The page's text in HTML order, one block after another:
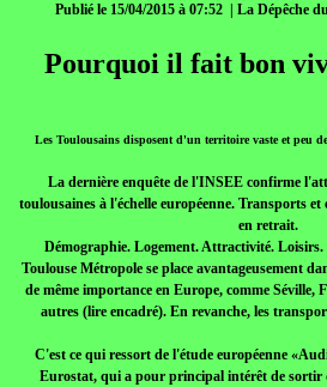
Publié le 15/04/2015 à 07:52 | La Dépêche
Pourquoi il fait bon
Les Toulousains disposent d'un territoire vaste et peu
La dernière enquête de l'INSEE confirme
toulousaines à l'échelle européenne. Transports
en retrait.
Démographie. Logement. Attractivité. Loisirs.
Toulouse Métropole se place avantageusement
de même importance en Europe, comme Séville,
autres (lire encadré). En revanche, les
C'est ce qui ressort de l'étude européenne
Eurostat, qui a pour principal intérêt de sortir